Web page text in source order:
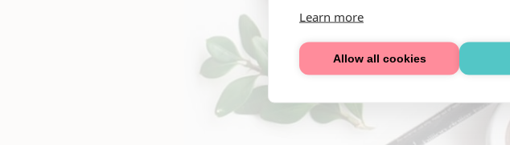
Learn more
Allow all cookies